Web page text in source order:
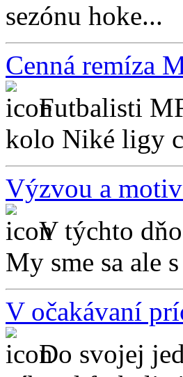
sezónu hoke...
Cenná remíza
Futbalisti
kolo Niké ligy
Výzvou a
V týchto
My sme sa ale
V očakávaní
Do svojej